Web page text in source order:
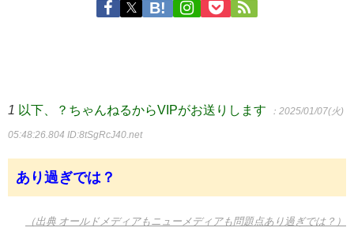
1 以下、？ちゃんねるからVIPがお送りします ：2025/01/07(火)
05:48:26.804 ID:8tSgRcJ40.net
あり過ぎでは？
（出典 オールドメディアもニューメディアも問題点あり過ぎでは？）